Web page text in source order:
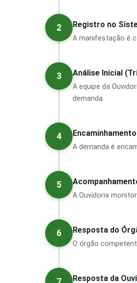
2 Registro no
A manifestação é
3 Análise Inicial
A equipe da
demanda.
4
A demanda é
5
A Ouvidoria
6 Resposta do
O órgão
Resposta da